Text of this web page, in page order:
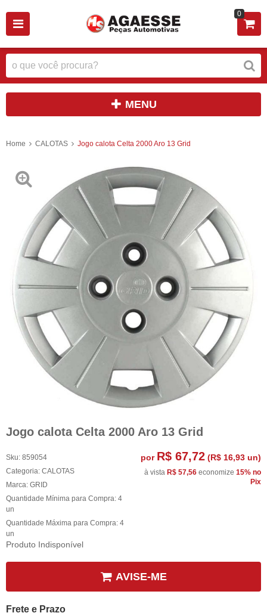
0
MENU
Home CALOTAS Jogo calota Celta 2000 Aro 13 Grid
Jogo calota Celta 2000 Aro 13 Grid
Sku: 859054
Categoria: CALOTAS
Marca: GRID
Quantidade Mínima para Compra: 4
un
Quantidade Máxima para Compra: 4
un
Produto Indisponível
por R$ 67,72 (R$ 16,93 un)
à vista R$ 57,56 economize 15% no
Pix
AVISE-ME
Frete e Prazo